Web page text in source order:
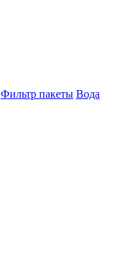
Фильтр пакеты Вода